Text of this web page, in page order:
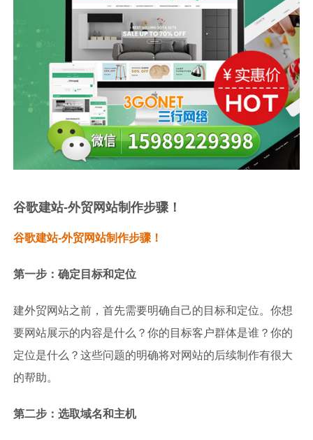
谷歌建站-外贸网站制作步骤！
谷歌建站-外贸网站制作步骤！
第一步：确定目标和定位
建外贸网站之前，首先需要明确自己的目标和定位。你想
要网站展示的内容是什么？你的目标客户群体是谁？你的
定位是什么？这些问题的明确将对网站的后续制作有很大
的帮助。
第二步：选取域名和主机